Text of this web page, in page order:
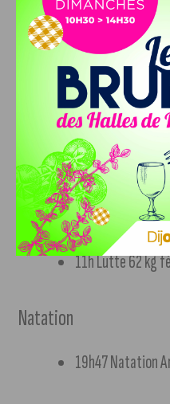
Haltérophilie
15h
IMADOUCHENE
19h30
Lutte
11h Lutte 62 kg
Natation
19h47 Natation